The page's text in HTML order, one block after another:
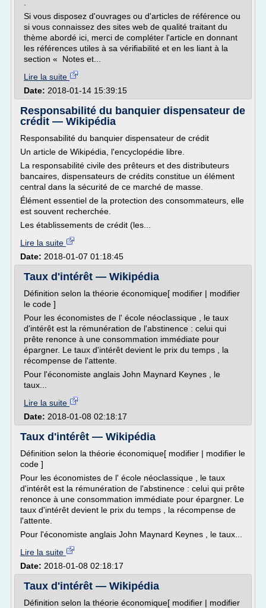
Si vous disposez d'ouvrages ou d'articles de référence ou
si vous connaissez des sites web de qualité traitant du
thème abordé ici, merci de compléter l'article en donnant
les références utiles à sa vérifiabilité et en les liant à la
section « Notes et...
Lire la suite
Date: 2018-01-14 15:39:15
Responsabilité du banquier dispensateur de
crédit — Wikipédia
Responsabilité du banquier dispensateur de crédit
Un article de Wikipédia, l'encyclopédie libre.
La responsabilité civile des prêteurs et des distributeurs
bancaires, dispensateurs de crédits constitue un élément
central dans la sécurité de ce marché de masse.
Élément essentiel de la protection des consommateurs, elle
est souvent recherchée.
Les établissements de crédit (les...
Lire la suite
Date: 2018-01-07 01:18:45
Taux d'intérêt — Wikipédia
Définition selon la théorie économique[ modifier | modifier
le code ]
Pour les économistes de l' école néoclassique , le taux
d'intérêt est la rémunération de l'abstinence : celui qui
prête renonce à une consommation immédiate pour
épargner. Le taux d'intérêt devient le prix du temps , la
récompense de l'attente.
Pour l'économiste anglais John Maynard Keynes , le
taux...
Lire la suite
Date: 2018-01-08 02:18:17
Taux d'intérêt — Wikipédia
Définition selon la théorie économique[ modifier | modifier le
code ]
Pour les économistes de l' école néoclassique , le taux
d'intérêt est la rémunération de l'abstinence : celui qui prête
renonce à une consommation immédiate pour épargner. Le
taux d'intérêt devient le prix du temps , la récompense de
l'attente.
Pour l'économiste anglais John Maynard Keynes , le taux...
Lire la suite
Date: 2018-01-08 02:18:17
Taux d'intérêt — Wikipédia
Définition selon la théorie économique[ modifier | modifier